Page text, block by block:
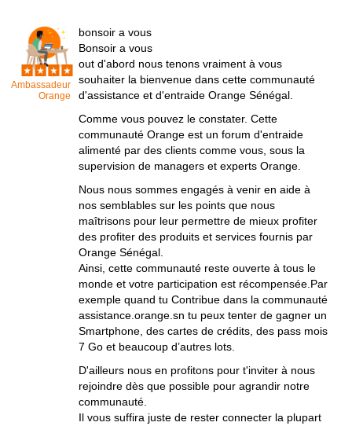
Ambassadeur
Orange
bonsoir a vous
Bonsoir a vous
out d'abord nous tenons vraiment à vous
souhaiter la bienvenue dans cette communauté
d'assistance et d'entraide Orange Sénégal.
Comme vous pouvez le constater. Cette
communauté Orange est un forum d'entraide
alimenté par des clients comme vous, sous la
supervision de managers et experts Orange.
Nous nous sommes engagés à venir en aide à
nos semblables sur les points que nous
maîtrisons pour leur permettre de mieux profiter
des profiter des produits et services fournis par
Orange Sénégal.
Ainsi, cette communauté reste ouverte à tous le
monde et votre participation est récompensée.Par
exemple quand tu Contribue dans la communauté
assistance.orange.sn tu peux tenter de gagner un
Smartphone, des cartes de crédits, des pass mois
7 Go et beaucoup d’autres lots.
D'ailleurs nous en profitons pour t'inviter à nous
rejoindre dès que possible pour agrandir notre
communauté.
Il vous suffira juste de rester connecter la plupart